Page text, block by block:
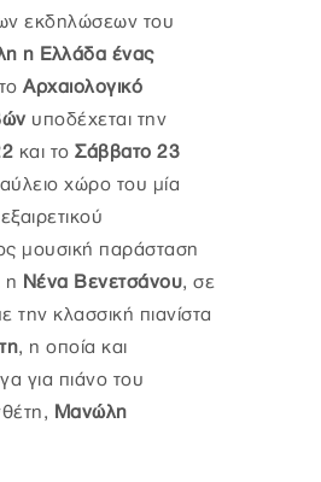
εκδηλώσεων του
η Ελλάδα ένας
Αρχαιολογικό
υποδέχεται την
και το Σάββατο 23
χώρο του μία
μουσική παράσταση
η Νένα Βενετσάνου, σε
την κλασσική πιανίστα
, η οποία και
για πιάνο του
Μανώλη